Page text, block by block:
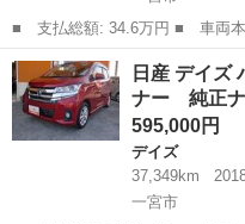
■ 支払総額: 34.6万円 ■ 車両本体価格： 233,000 円 ■ メーカー
名： 日産 ■ 車種名： デイ
方位カメラ スマートキー 衝
１４インチ鉄...
愛知 一宮市 デイズ
日産 デイ
ナー 純正
595,000円
デイズ
37,349km
一宮市